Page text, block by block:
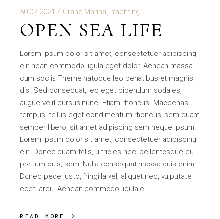
30.07.2021 Grand Marina Yachting
OPEN SEA LIFE
Lorem ipsum dolor sit amet, consectetuer adipiscing
elit nean commodo ligula eget dolor. Aenean massa
cum sociis Theme natoque leo penatibus et magnis
dis. Sed consequat, leo eget bibendum sodales,
augue velit cursus nunc. Etiam rhoncus. Maecenas
tempus, tellus eget condimentum rhoncus, sem quam
semper libero, sit amet adipiscing sem neque ipsum.
Lorem ipsum dolor sit amet, consectetuer adipiscing
elit. Donec quam felis, ultricies nec, pellentesque eu,
pretium quis, sem. Nulla consequat massa quis enim.
Donec pede justo, fringilla vel, aliquet nec, vulputate
eget, arcu. Aenean commodo ligula e
READ MORE